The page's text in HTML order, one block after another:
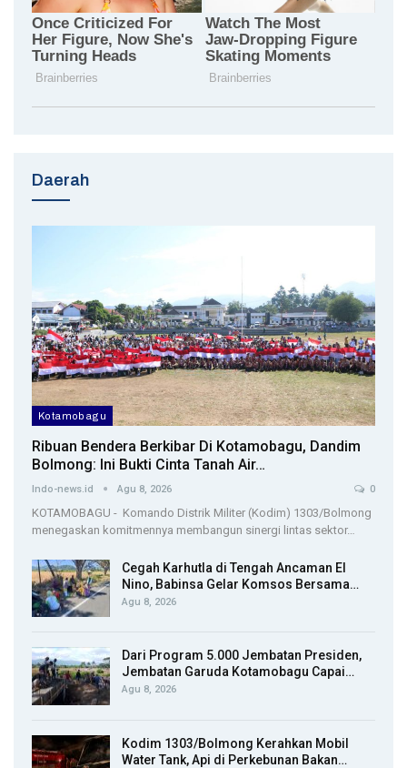
Daerah
Kotamobagu
Ribuan Bendera Berkibar Di Kotamobagu, Dandim
Bolmong: Ini Bukti Cinta Tanah Air…
Indo-news.id Agu 8, 2026 0
KOTAMOBAGU - Komando Distrik Militer (Kodim) 1303/Bolmong
menegaskan komitmennya membangun sinergi lintas sektor…
Cegah Karhutla di Tengah Ancaman El
Nino, Babinsa Gelar Komsos Bersama…
Agu 8, 2026
Dari Program 5.000 Jembatan Presiden,
Jembatan Garuda Kotamobagu Capai…
Agu 8, 2026
Kodim 1303/Bolmong Kerahkan Mobil
Water Tank, Api di Perkebunan Bakan…